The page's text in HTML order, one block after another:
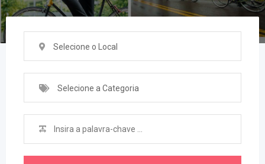
Selecione o Local
Selecione a Categoria